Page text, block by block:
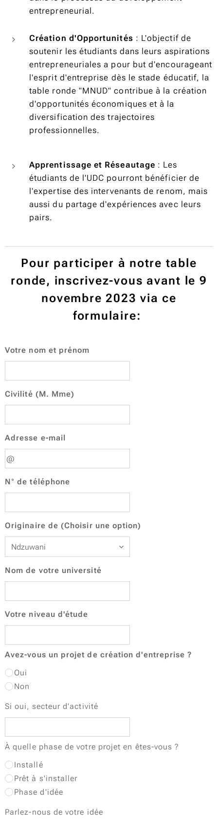
entrepreneurial.
Création d'Opportunités : L'objectif de
soutenir les étudiants dans leurs aspirations
entrepreneuriales a pour but d'encourageant
l'esprit d'entreprise dès le stade éducatif, la
table ronde "MNUD" contribue à la création
d'opportunités économiques et à la
diversification des trajectoires
professionnelles.
Apprentissage et Réseautage : Les
étudiants de l'UDC pourront bénéficier de
l'expertise des intervenants de renom, mais
aussi du partage d'expériences avec leurs
pairs.
Pour participer à notre table
ronde, inscrivez-vous avant le 9
novembre 2023 via ce
formulaire:
Votre nom et prénom
Civilité (M. Mme)
Adresse e-mail
N° de téléphone
Originaire de (Choisir une option)
Nom de votre université
Votre niveau d'étude
Avez-vous un projet de création d'entreprise ?
Oui
Non
Si oui, secteur d'activité
À quelle phase de votre projet en êtes-vous ?
Installé
Prêt à s'installer
Phase d'idée
Parlez-nous de votre idée